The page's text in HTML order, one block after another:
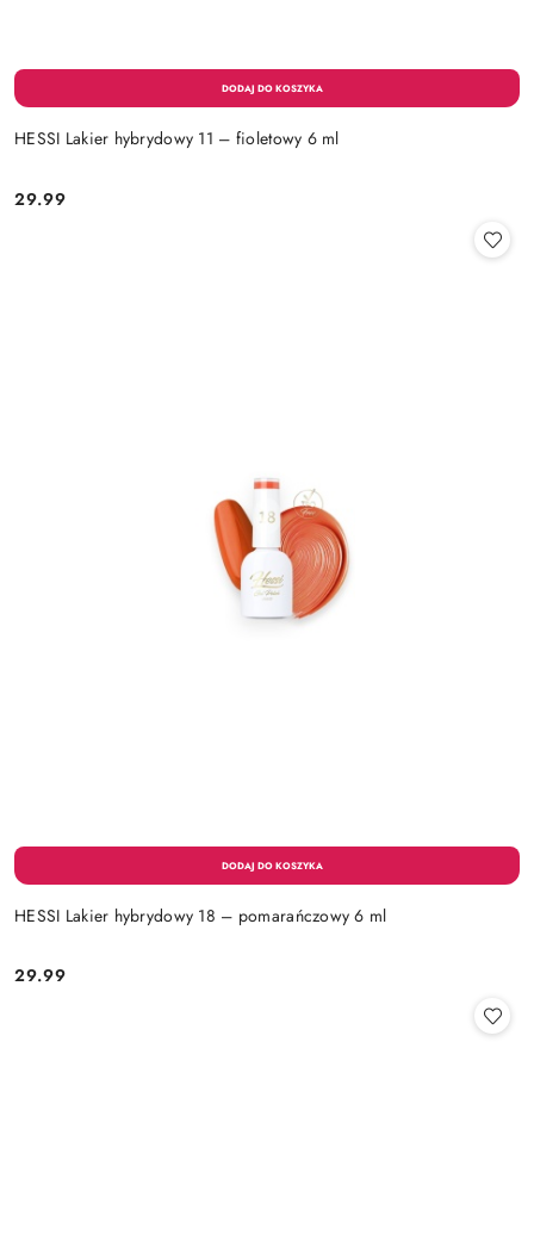
HESSI Lakier hybrydowy 11 – fioletowy 6 ml
Cena:
29.99
HESSI Lakier hybrydowy 18 – pomarańczowy 6 ml
Cena:
29.99